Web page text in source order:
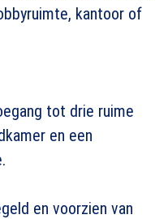
kantoor of
tot drie ruime
en een
en voorzien van